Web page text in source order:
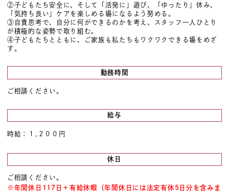
②子どもたち安全に、そして「活発に」遊び、「ゆったり」休み、
「気持ち良い」ケアを楽しめる場になるよう努める。
③自責思考で、自分に何ができるのかを考え、スタッフ一人ひとり
が積極的な姿勢で取り組む。
④子どもたちとともに、ご家族も私たちもワクワクできる場をめざ
す。
勤務時間
ご相談ください。
給与
時給：１,２００円
休日
ご相談ください。
※年間休日117日＋有給休暇（年間休日には法定有休5日分を含みま